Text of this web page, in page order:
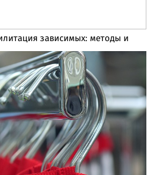
зависимых: методы и